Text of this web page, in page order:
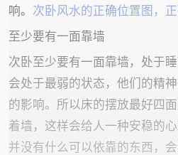
响。 次卧风水的正确位置图，正
至少要有一面靠墙
次卧至少要有一面靠墙，处于
会处于最弱的状态，他们的精
的影响。所以床的摆放最好四
着墙，这样会给人一种安稳的
并没有什么可以依靠的东西，